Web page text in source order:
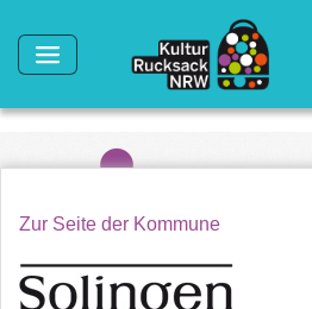
Zur Seite der Kommune